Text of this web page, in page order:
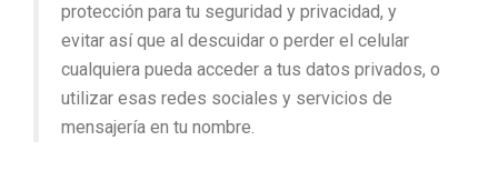
protección para tu seguridad y privacidad, y
evitar así que al descuidar o perder el celular
cualquiera pueda acceder a tus datos privados, o
utilizar esas redes sociales y servicios de
mensajería en tu nombre.